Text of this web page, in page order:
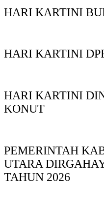
HARI KARTINI
HARI KARTINI
HARI KARTINI
KONUT
PEMERINTAH
UTARA
TAHUN 2026